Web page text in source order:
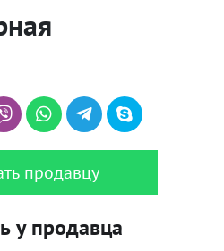
продавцу
у продавца